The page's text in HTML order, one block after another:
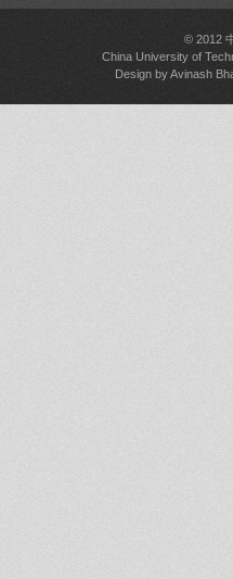
© 2012
China University of
Design byAvinash